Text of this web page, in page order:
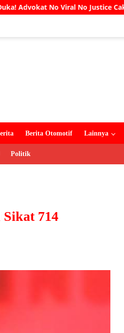
Justice Cak Soleh Meninggal Dunia
Berita Otomotif Lainnya
Politik
714